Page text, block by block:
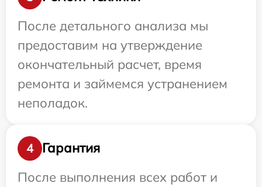
После детального анализа мы
предоставим на утверждение
окончательный расчет, время
ремонта и займемся устранением
неполадок.
4
Гарантия
После выполнения всех работ и